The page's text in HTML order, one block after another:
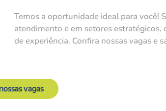
Temos a oportunidade ideal para você!
atendimento e em setores
de experiência. Confira nossas vagas e
vagas